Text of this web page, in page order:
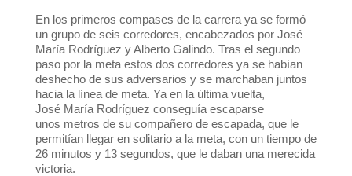
En los primeros compases de la carrera ya se formó
un grupo de seis corredores, encabezados por José
María Rodríguez y Alberto Galindo. Tras el segundo
paso por la meta estos dos corredores ya se habían
deshecho de sus adversarios y se marchaban juntos
hacia la línea de meta. Ya en la última vuelta,
José María Rodríguez conseguía escaparse
unos metros de su compañero de escapada, que le
permitían llegar en solitario a la meta, con un tiempo de
26 minutos y 13 segundos, que le daban una merecida
victoria.